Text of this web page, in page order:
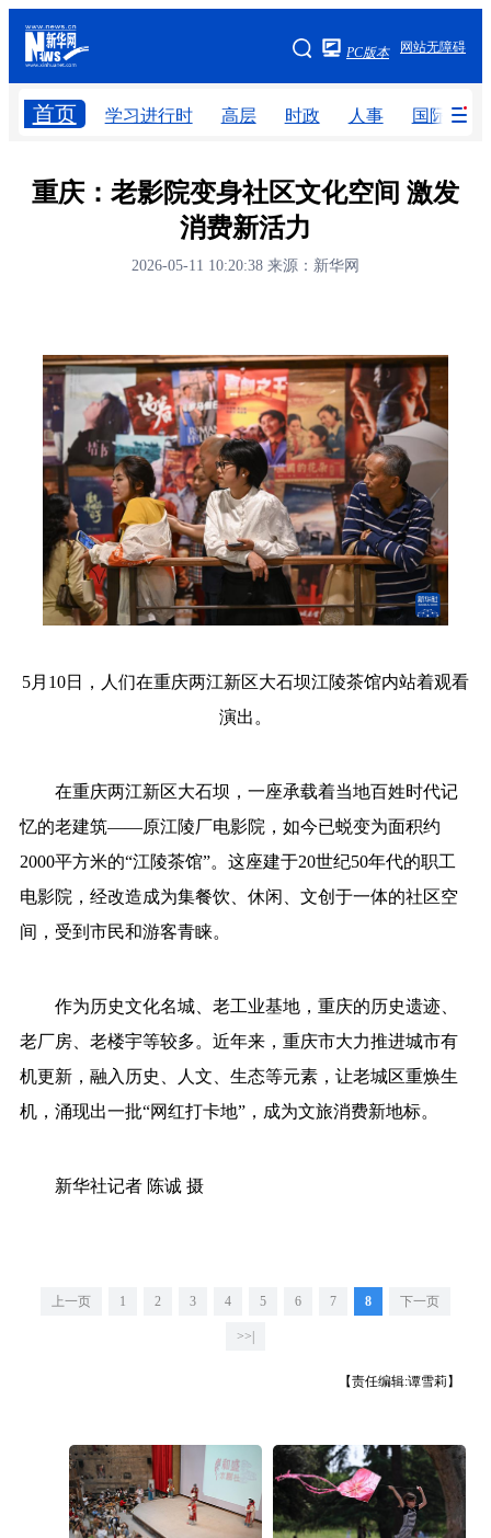
网站无障碍
PC版本
首页 学习进行时 高层 时政 人事 国际
网站地图
学习进行时 高层 时政 人事
财经
思客智库 全球连线
文化 书画 健康 军事
访谈 视频 图片
法律 中央文件 金融 汽车
食品 人居 信息化 数字经济
学术中国 乡村振兴 银龄 溯源中国
城市 能源
公益 一带一路 亚太网 上市公司
地方频道
山西 辽宁 吉林
江苏 浙江 安徽 福建
重庆 四川 贵州
西藏 陕西 甘肃 青海
宁夏 新疆 内蒙古
English
重庆：老影院变身社区文化空间 激发
消费新活力
2026-05-11 10:20:38 来源：新华网
5月10日，人们在重庆两江新区大石坝江陵茶馆内站着观看
演出。
在重庆两江新区大石坝，一座承载着当地百姓时代记
忆的老建筑——原江陵厂电影院，如今已蜕变为面积约
2000平方米的“江陵茶馆”。这座建于20世纪50年代的职工
电影院，经改造成为集餐饮、休闲、文创于一体的社区空
间，受到市民和游客青睐。
作为历史文化名城、老工业基地，重庆的历史遗迹、
老厂房、老楼宇等较多。近年来，重庆市大力推进城市有
机更新，融入历史、人文、生态等元素，让老城区重焕生
机，涌现出一批“网红打卡地”，成为文旅消费新地标。
新华社记者 陈诚 摄
上一页 1 2 3 4 5 6 7 8 下一页
>>|
【责任编辑:谭雪莉】